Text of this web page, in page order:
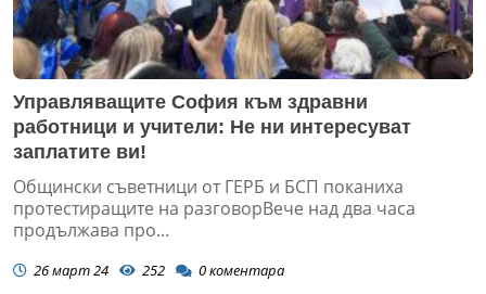
Управляващите София към здравни
работници и учители: Не ни интересуват
заплатите ви!
Общински съветници от ГЕРБ и БСП поканиха
протестиращите на разговорВече над два часа
продължава про...
26 март 24 252 0коментара